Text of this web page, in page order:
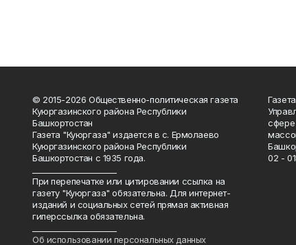
© 2015-2026 Общественно-политическая газета
Куюргазинского района Республики
Башкортостан
Газета "Куюргаза" издается в с. Ермолаево
Куюргазинского района Республики
Башкортостан с 1935 года.
При перепечатке или цитировании ссылка на
газету "Куюргаза" обязательна. Для интернет-
изданий и социальных сетей прямая активная
гиперссылка обязательна.
Об использовании персональных данных
сфере
02 -